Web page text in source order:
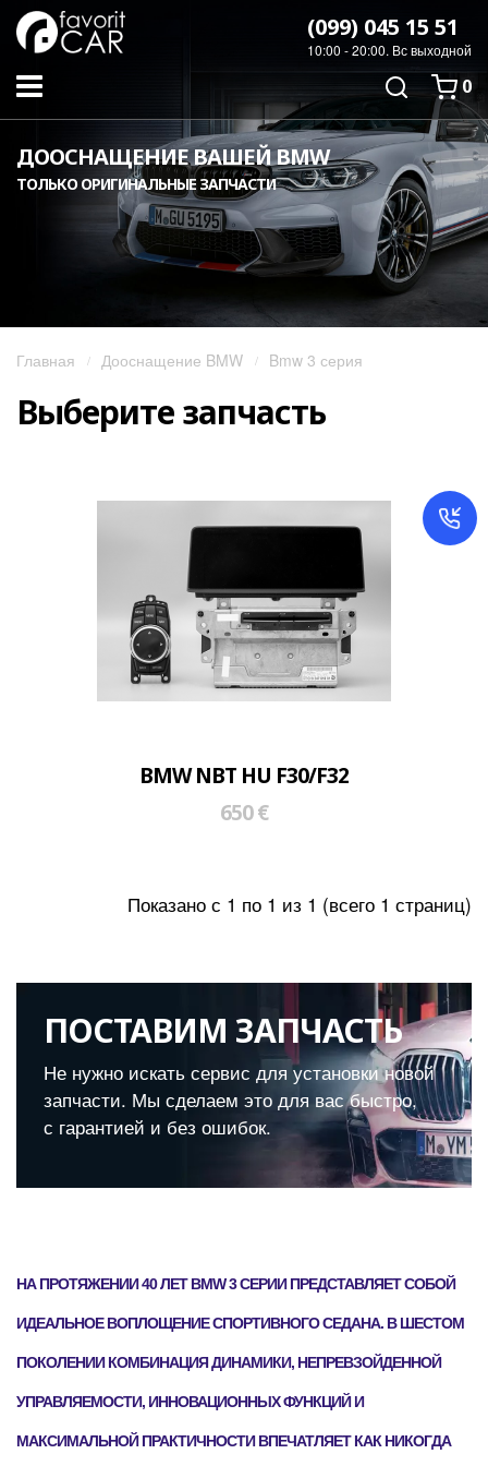
(099) 045 15 51
10:00 - 20:00. Вс выходной
0
ДООСНАЩЕНИЕ ВАШЕЙ BMW
ТОЛЬКО ОРИГИНАЛЬНЫЕ ЗАПЧАСТИ
Главная Дооснащение BMW Bmw 3 серия
Выберите запчасть
BMW NBT HU F30/F32
650 €
Показано с 1 по 1 из 1 (всего 1 страниц)
ПОСТАВИМ ЗАПЧАСТЬ
Не нужно искать сервис для установки новой
запчасти. Мы сделаем это для вас быстро,
с гарантией и без ошибок.
НА ПРОТЯЖЕНИИ 40 ЛЕТ BMW 3 СЕРИИ ПРЕДСТАВЛЯЕТ СОБОЙ
ИДЕАЛЬНОЕ ВОПЛОЩЕНИЕ СПОРТИВНОГО СЕДАНА. В ШЕСТОМ
ПОКОЛЕНИИ КОМБИНАЦИЯ ДИНАМИКИ, НЕПРЕВЗОЙДЕННОЙ
УПРАВЛЯЕМОСТИ, ИННОВАЦИОННЫХ ФУНКЦИЙ И
МАКСИМАЛЬНОЙ ПРАКТИЧНОСТИ ВПЕЧАТЛЯЕТ КАК НИКОГДА